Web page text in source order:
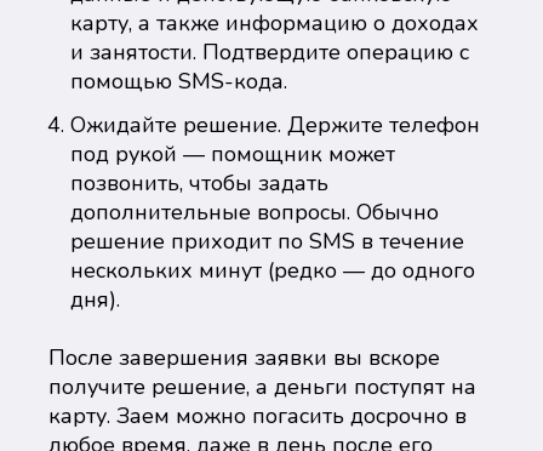
карту, а также информацию о доходах
и занятости. Подтвердите операцию с
помощью SMS-кода.
Ожидайте решение. Держите телефон
под рукой — помощник может
позвонить, чтобы задать
дополнительные вопросы. Обычно
решение приходит по SMS в течение
нескольких минут (редко — до одного
дня).
После завершения заявки вы вскоре
получите решение, а деньги поступят на
карту. Заем можно погасить досрочно в
любое время, даже в день после его